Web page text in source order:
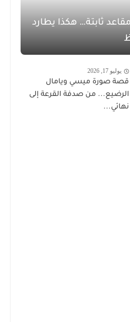
هكذا يطارد
ويامال
صدفة القرعة إلى